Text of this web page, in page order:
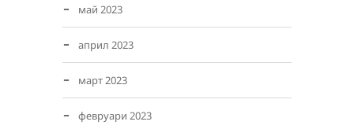
май 2023
април 2023
март 2023
февруари 2023